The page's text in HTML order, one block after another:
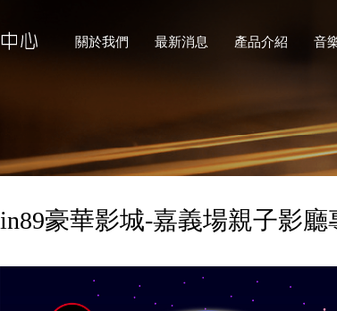
關於我們 最新消息 產品介紹 音
in89豪華影城-嘉義場親子影廳